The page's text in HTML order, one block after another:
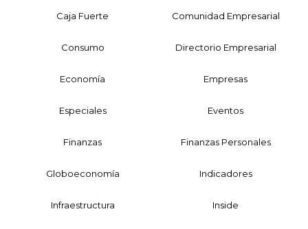
Caja Fuerte Comunidad Empresarial
Consumo Directorio Empresarial
Economía Empresas
Especiales Eventos
Finanzas Finanzas Personales
Globoeconomía Indicadores
Infraestructura Inside